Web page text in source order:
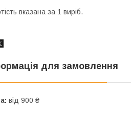
вказана за 1 виріб.
для замовлення
від 900 ₴